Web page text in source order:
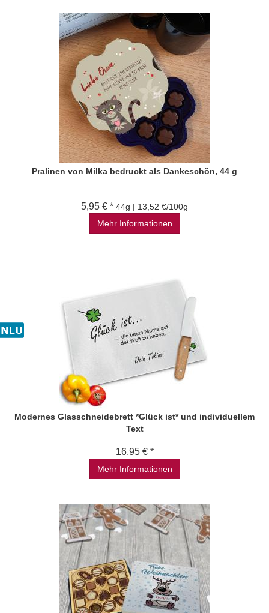
Pralinen von Milka bedruckt als Dankeschön, 44 g
5,95 € * 44g | 13,52 €/100g
Mehr Informationen
Modernes Glasschneidebrett *Glück ist* und individuellem
Text
16,95 € *
Mehr Informationen